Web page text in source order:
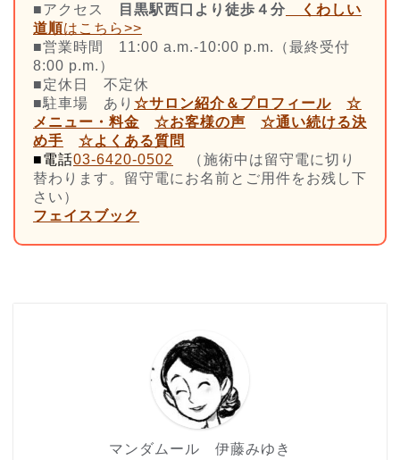
■アクセス
目黒駅西口より徒歩４分
くわしい
道順はこちら>>
■営業時間 11:00 a.m.-10:00 p.m.（最終受付
8:00 p.m.）
■定休日 不定休
■駐車場 あり ☆サロン紹介＆プロフィール
☆
メニュー・料金
☆お客様の声 ☆通い続ける決
め手
☆よくある質問
■電話03-6420-0502
（施術中は留守電に切り
替わります。留守電にお名前とご用件をお残し下
さい）
フェイスブック
マンダムール 伊藤みゆき